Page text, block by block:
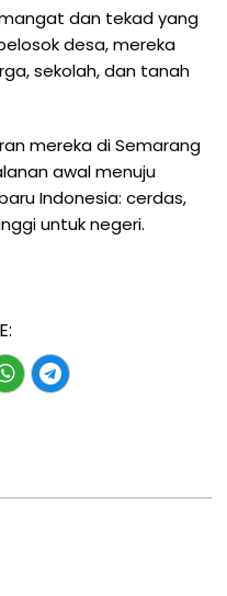
dan tekad yang
desa, mereka
sekolah, dan tanah
mereka di Semarang
awal menuju
Indonesia: cerdas,
untuk negeri.